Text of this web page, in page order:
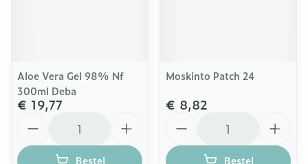
Aloe Vera Gel 98% Nf
300ml Deba
€ 19,77
Bestel
Moskinto Patch 24
€ 8,82
Bestel